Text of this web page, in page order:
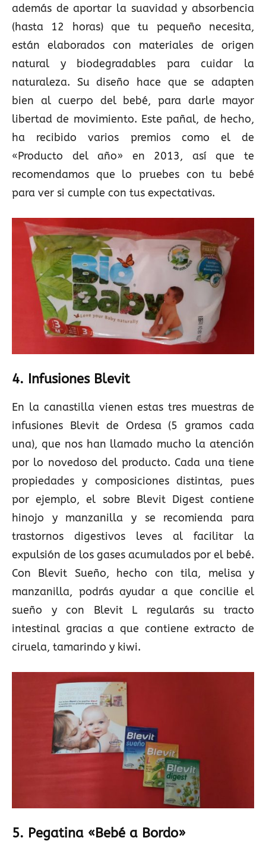
además de aportar la suavidad y absorbencia
(hasta 12 horas) que tu pequeño necesita,
están elaborados con materiales de origen
natural y biodegradables para cuidar la
naturaleza. Su diseño hace que se adapten
bien al cuerpo del bebé, para darle mayor
libertad de movimiento. Este pañal, de hecho,
ha recibido varios premios como el de
«Producto del año» en 2013, así que te
recomendamos que lo pruebes con tu bebé
para ver si cumple con tus expectativas.
4. Infusiones Blevit
En la canastilla vienen estas tres muestras de
infusiones Blevit de Ordesa (5 gramos cada
una), que nos han llamado mucho la atención
por lo novedoso del producto. Cada una tiene
propiedades y composiciones distintas, pues
por ejemplo, el sobre Blevit Digest contiene
hinojo y manzanilla y se recomienda para
trastornos digestivos leves al facilitar la
expulsión de los gases acumulados por el bebé.
Con Blevit Sueño, hecho con tila, melisa y
manzanilla, podrás ayudar a que concilie el
sueño y con Blevit L regularás su tracto
intestinal gracias a que contiene extracto de
ciruela, tamarindo y kiwi.
5. Pegatina «Bebé a Bordo»